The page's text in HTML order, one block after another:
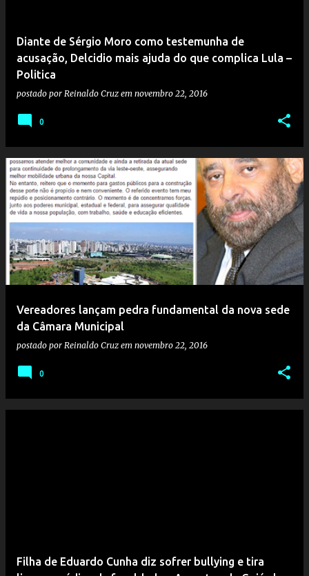
Diante de Sérgio Moro como testemunha de
acusação, Delcidio mais ajuda do que complica Lula –
Politica
postado por Reinaldo Cruz em novembro 22, 2016
0
Vereadores lançam pedra fundamental da nova sede
da Câmara Municipal
postado por Reinaldo Cruz em novembro 22, 2016
0
Filha de Eduardo Cunha diz sofrer bullying e tira